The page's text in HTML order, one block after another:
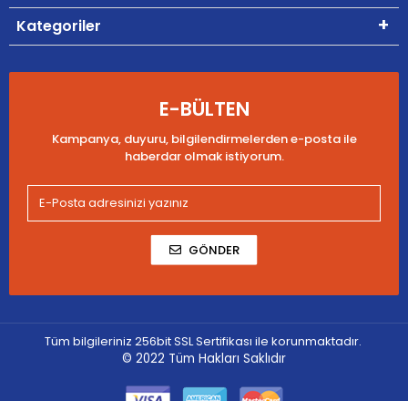
Kategoriler
E-BÜLTEN
Kampanya, duyuru, bilgilendirmelerden e-posta ile
haberdar olmak istiyorum.
GÖNDER
Tüm bilgileriniz 256bit SSL Sertifikası ile korunmaktadır.
© 2022 Tüm Hakları Saklıdır